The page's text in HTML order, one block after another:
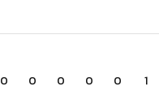
0 0 0 0 0 1